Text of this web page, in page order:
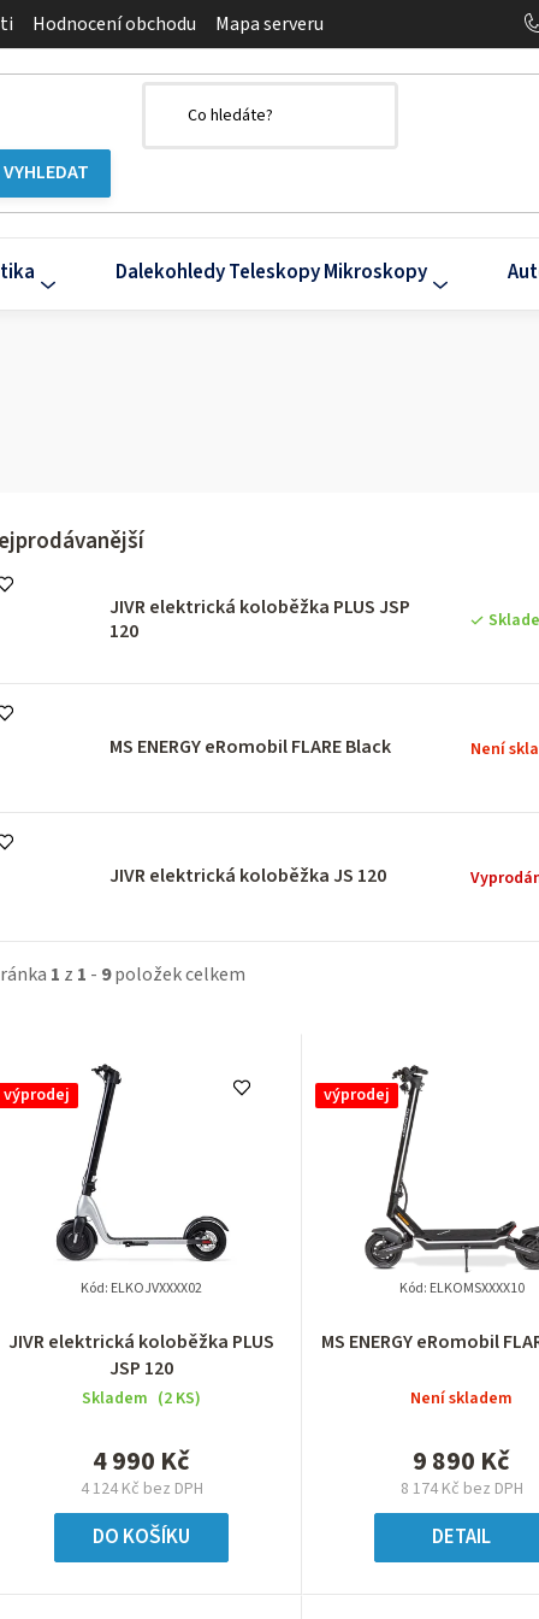
Hodnocení obchodu Mapa serveru
Dalekohledy Teleskopy Mikroskopy
JIVR elektrická koloběžka PLUS JSP
120
MS ENERGY eRomobil FLARE Black Není
JIVR elektrická koloběžka JS 120
1 z 1 - 9položek celkem
výprodej
JIVR elektrická koloběžka PLUS
JSP 120
Skladem (2 KS)
4 124 Kč bez DPH
4 990 Kč
DO KOŠÍKU
Kód: ELKOJVXXXX02
výprodej
MS ENERGY eRomobil
Není skladem
8 174 Kč bez DPH
9 890 Kč
DETAIL
Kód: ELKOMSXXXX10